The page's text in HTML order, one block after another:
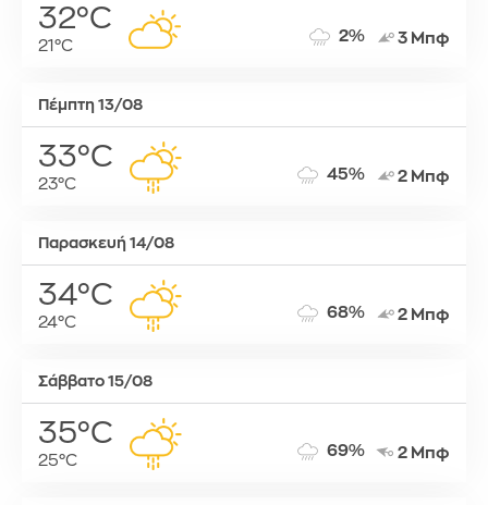
32°C
21°C
2% 3 Μπφ
Πέμπτη 13/08
33°C
23°C
45% 2 Μπφ
Παρασκευή 14/08
34°C
24°C
68% 2 Μπφ
Σάββατο 15/08
35°C
25°C
69% 2 Μπφ